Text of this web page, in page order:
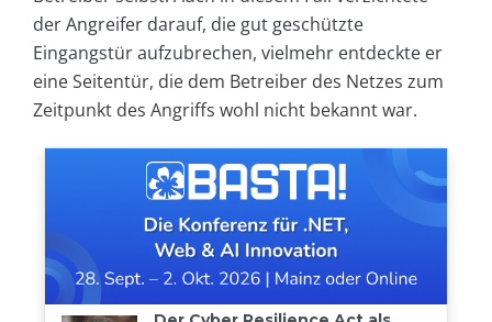
der Angreifer darauf, die gut geschützte
Eingangstür aufzubrechen, vielmehr entdeckte er
eine Seitentür, die dem Betreiber des Netzes zum
Zeitpunkt des Angriffs wohl nicht bekannt war.